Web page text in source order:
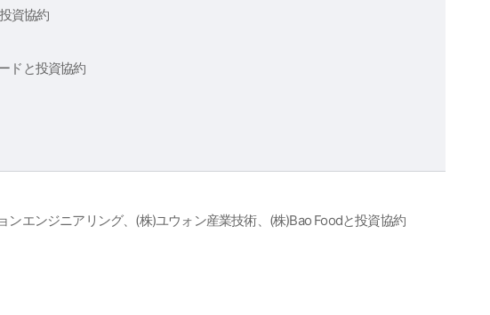
資協約
ドと投資協約
エンジニアリング、(株)ユウォン産業技術、(株)Bao Foodと投資協約